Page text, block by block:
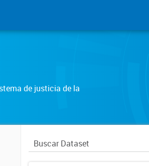
de justicia de la